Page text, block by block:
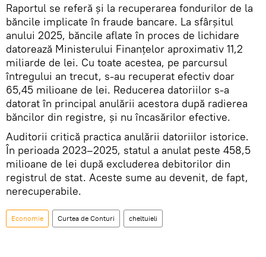
Raportul se referă și la recuperarea fondurilor de la
băncile implicate în fraude bancare. La sfârșitul
anului 2025, băncile aflate în proces de lichidare
datorează Ministerului Finanțelor aproximativ 11,2
miliarde de lei. Cu toate acestea, pe parcursul
întregului an trecut, s-au recuperat efectiv doar
65,45 milioane de lei. Reducerea datoriilor s-a
datorat în principal anulării acestora după radierea
băncilor din registre, și nu încasărilor efective.
Auditorii critică practica anulării datoriilor istorice.
În perioada 2023–2025, statul a anulat peste 458,5
milioane de lei după excluderea debitorilor din
registrul de stat. Aceste sume au devenit, de fapt,
nerecuperabile.
Economie Curtea de Conturi cheltuieli